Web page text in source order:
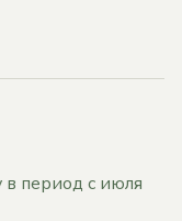
период с июля